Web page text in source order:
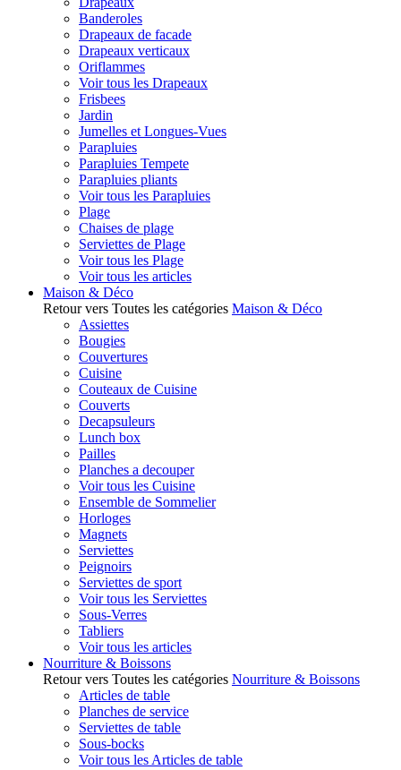
Banderoles
Drapeaux de facade
Drapeaux verticaux
Oriflammes
Voir tous les Drapeaux
Frisbees
Jardin
Jumelles et Longues-Vues
Parapluies
Parapluies Tempete
Parapluies pliants
Voir tous les Parapluies
Plage
Chaises de plage
Serviettes de Plage
Voir tous les Plage
Voir tous les articles
Maison & Déco
Retour vers Toutes les catégories Maison & Déco
Assiettes
Bougies
Couvertures
Cuisine
Couteaux de Cuisine
Couverts
Decapsuleurs
Lunch box
Pailles
Planches a decouper
Voir tous les Cuisine
Ensemble de Sommelier
Horloges
Magnets
Serviettes
Peignoirs
Serviettes de sport
Voir tous les Serviettes
Sous-Verres
Tabliers
Voir tous les articles
Nourriture & Boissons
Retour vers Toutes les catégories Nourriture & Boissons
Articles de table
Planches de service
Serviettes de table
Sous-bocks
Voir tous les Articles de table